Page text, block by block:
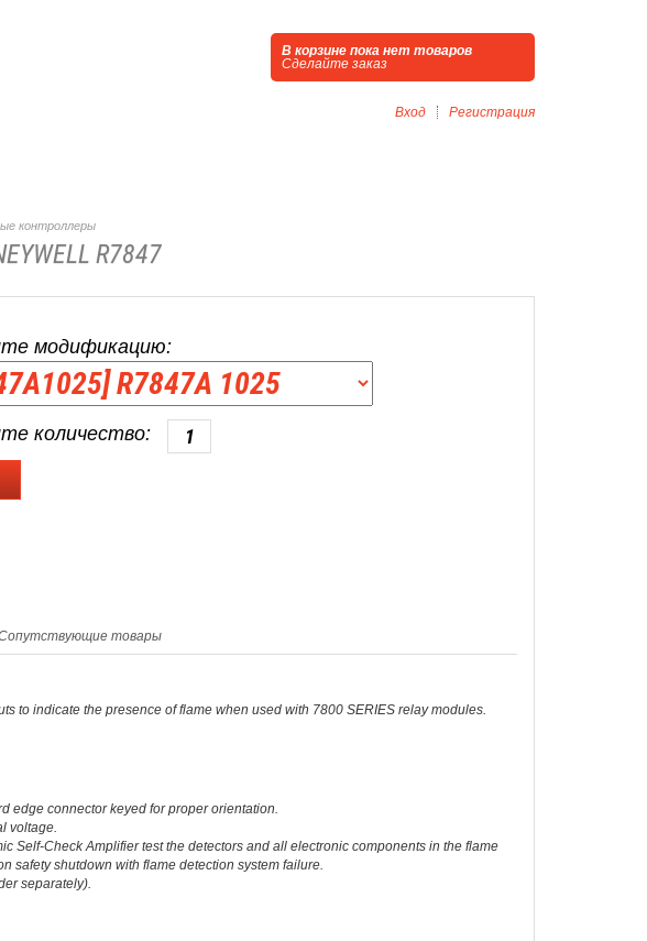
В корзине пока нет товаров
Сделайте заказ
Вход Регистрация
контроллеры
R7847
модификацию:
количество:
товары
to indicate the presence of flame when used with 7800 SERIES relay modules.
edge connector keyed for proper orientation.
voltage.
Self-Check Amplifier test the detectors and all electronic components in the flame
safety shutdown with flame detection system failure.
separately).